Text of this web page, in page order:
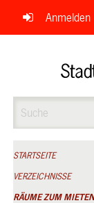
Navigation
überspringen
Anmelden
STARTSEITE
VERZEICHNISSE
RÄUME ZUM MIETEN